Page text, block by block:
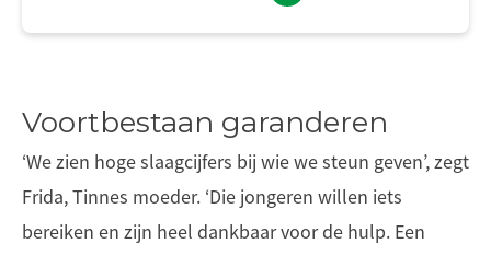
Voortbestaan garanderen
‘We zien hoge slaagcijfers bij wie we steun geven’, zegt
Frida, Tinnes moeder. ‘Die jongeren willen iets
bereiken en zijn heel dankbaar voor de hulp. Een